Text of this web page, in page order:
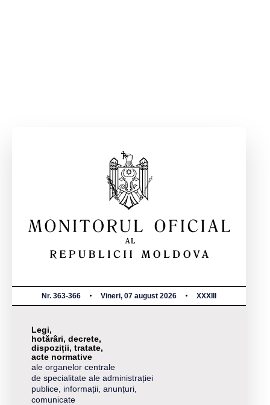
Nr. 363-366 Vineri, 07 august 2026 XXXIII
Legi,
hotărâri, decrete,
dispoziții, tratate,
acte normative
ale organelor centrale
de specialitate ale administrației
publice, informații, anunțuri,
comunicate